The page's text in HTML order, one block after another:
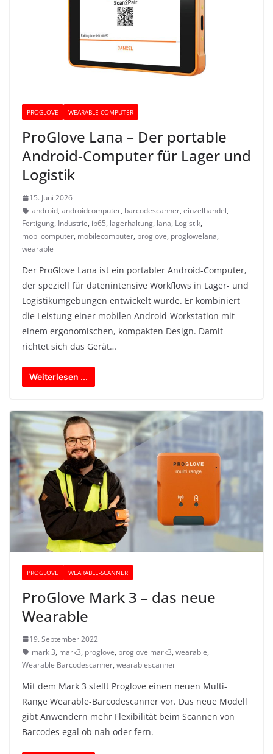
PROGLOVE WEARABLE COMPUTER
ProGlove Lana – Der portable
Android-Computer für Lager und
Logistik
15. Juni 2026
android, androidcomputer, barcodescanner, einzelhandel,
Fertigung, Industrie, ip65, lagerhaltung, lana, Logistik,
mobilcomputer, mobilecomputer, proglove, proglowelana,
wearable
Der ProGlove Lana ist ein portabler Android-Computer,
der speziell für datenintensive Workflows in Lager- und
Logistikumgebungen entwickelt wurde. Er kombiniert
die Leistung einer mobilen Android-Workstation mit
einem ergonomischen, kompakten Design. Damit
richtet sich das Gerät…
Weiterlesen ...
PROGLOVE WEARABLE-SCANNER
ProGlove Mark 3 – das neue
Wearable
19. September 2022
mark 3, mark3, proglove, proglove mark3, wearable,
Wearable Barcodescanner, wearablescanner
Mit dem Mark 3 stellt Proglove einen neuen Multi-
Range Wearable-Barcodescanner vor. Das neue Modell
gibt Anwendern mehr Flexibilität beim Scannen von
Barcodes egal ob nah oder fern.